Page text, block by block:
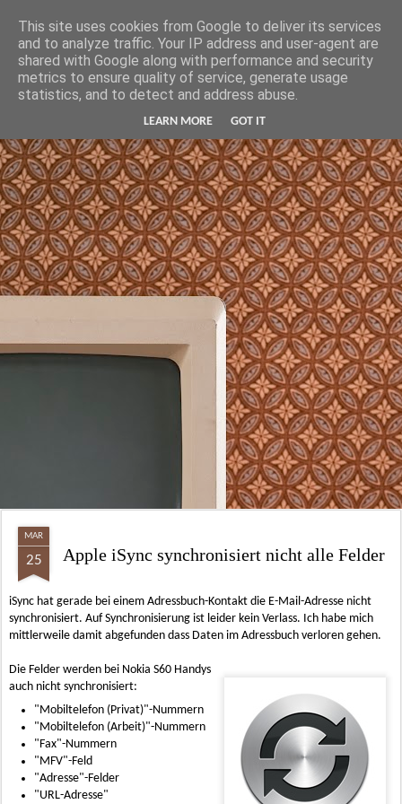
This site uses cookies from Google to deliver its services
and to analyze traffic. Your IP address and user-agent are
shared with Google along with performance and security
metrics to ensure quality of service, generate usage
statistics, and to detect and address abuse.
LEARN MORE GOT IT
Hunter Jerusalem Journal
MAR
25 Apple iSync synchronisiert nicht alle Felder
iSync hat gerade bei einem Adressbuch-Kontakt die E-Mail-Adresse nicht
synchronisiert. Auf Synchronisierung ist leider kein Verlass. Ich habe mich
mittlerweile damit abgefunden dass Daten im Adressbuch verloren gehen.
Die Felder werden bei Nokia S60 Handys
auch nicht synchronisiert:
"Mobiltelefon (Privat)"-Nummern
"Mobiltelefon (Arbeit)"-Nummern
"Fax"-Nummern
"MFV"-Feld
"Adresse"-Felder
"URL-Adresse"